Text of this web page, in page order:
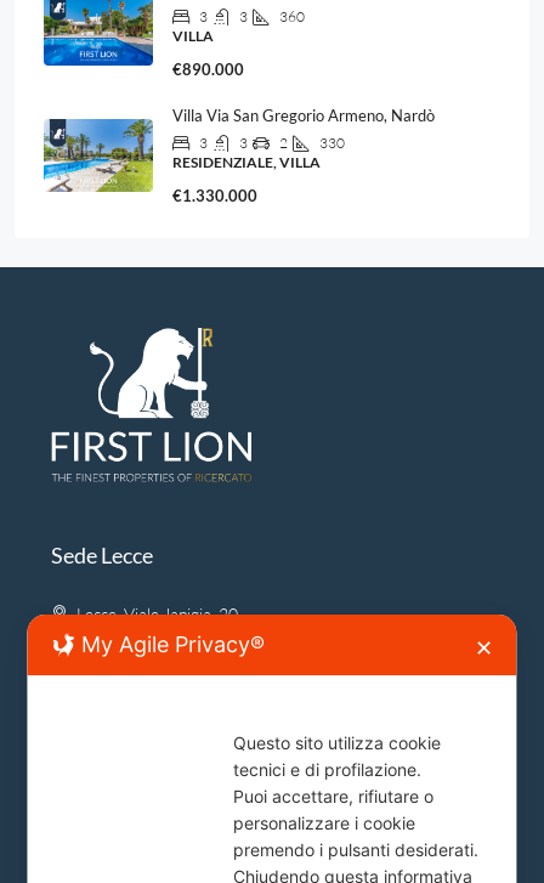
3 3
360
VILLA
€890.000
Villa Via San Gregorio Armeno, Nardò
3 3 2
330
RESIDENZIALE, VILLA
€1.330.000
Sede Lecce
Lecce, Viale Japigia, 20
info@firstlion.it
My Agile Privacy® ✕
Questo sito utilizza cookie
tecnici e di profilazione.
Puoi accettare, rifiutare o
personalizzare i cookie
premendo i pulsanti desiderati.
Chiudendo questa informativa